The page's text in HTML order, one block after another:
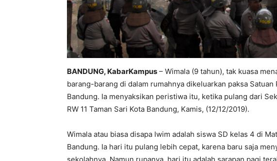
BANDUNG, KabarKampus – Wimala (9 tahun), tak kuasa
barang-barang di dalam rumahnya dikeluarkan paksa
Bandung. Ia menyaksikan peristiwa itu, ketika pulang dari
RW 11 Taman Sari Kota Bandung, Kamis, (12/12/2019).
Wimala atau biasa disapa Iwim adalah siswa SD kelas 4 di
Bandung. Ia hari itu pulang lebih cepat, karena baru saja